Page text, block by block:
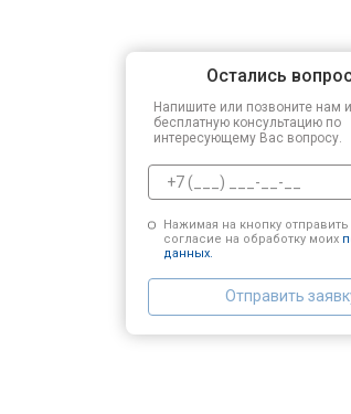
Остались
Напишите или позвоните нам
бесплатную консультацию по
интересующему Вас вопросу.
Нажимая на кнопку
согласие на обработку моих
данных.
Отправить